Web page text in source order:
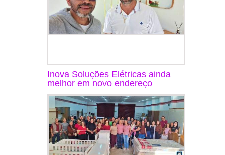
Inova Soluções Elétricas ainda
melhor em novo endereço